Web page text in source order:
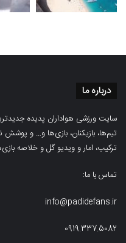
درباره ما
سایت ورزشی هواداران پدیده
تیم‌ها، بازیکنان، بازی‌ها و… و
ترکیب، امار و ویدیو‌‌ گل‌ و خلاصه
تماس با ما:
info@padidefans.ir
0919.337.5082